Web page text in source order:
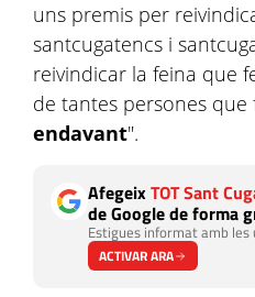
uns premis per
santcugatencs i
reivindicar la feina que
de tantes persones que
endavant".
AfegeixTOT Sant
de Google de forma
Estigues informat amb
ACTIVAR ARA